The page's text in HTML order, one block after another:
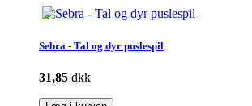
Sebra - Tal og dyr puslespil
31,85 dkk